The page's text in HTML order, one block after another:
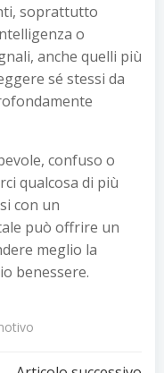
soprattutto
o
anche quelli più
sé stessi da
confuso o
qualcosa di più
con un
può offrire un
meglio la
benessere.